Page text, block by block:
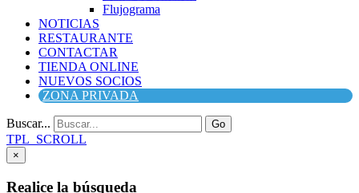
Flujograma
NOTICIAS
RESTAURANTE
CONTACTAR
TIENDA ONLINE
NUEVOS SOCIOS
ZONA PRIVADA
Buscar... Go
TPL_SCROLL
×
Realice la búsqueda